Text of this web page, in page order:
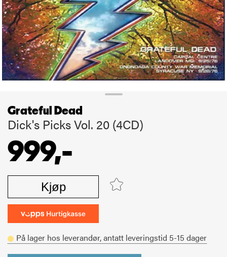
Grateful Dead
Dick's Picks Vol. 20 (4CD)
999,-
Kjøp
På lager hos leverandør,antatt leveringstid 5-15 dager